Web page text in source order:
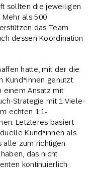
sollten die jeweiligen
als 500
das Team
dessen Koordination
hatte, mit der die
Kund*innen genutzt
einem Ansatz mit
Strategie mit 1:Viele-
echten 1:1-
Letzteres basiert
Kund*innen als
alle zum richtigen
das nicht
kontinuierlich